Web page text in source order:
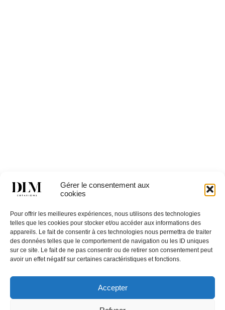
Gérer le consentement aux
cookies
Pour offrir les meilleures expériences, nous utilisons des technologies
telles que les cookies pour stocker et/ou accéder aux informations des
appareils. Le fait de consentir à ces technologies nous permettra de traiter
des données telles que le comportement de navigation ou les ID uniques
sur ce site. Le fait de ne pas consentir ou de retirer son consentement peut
avoir un effet négatif sur certaines caractéristiques et fonctions.
Accepter
Contactez contact,